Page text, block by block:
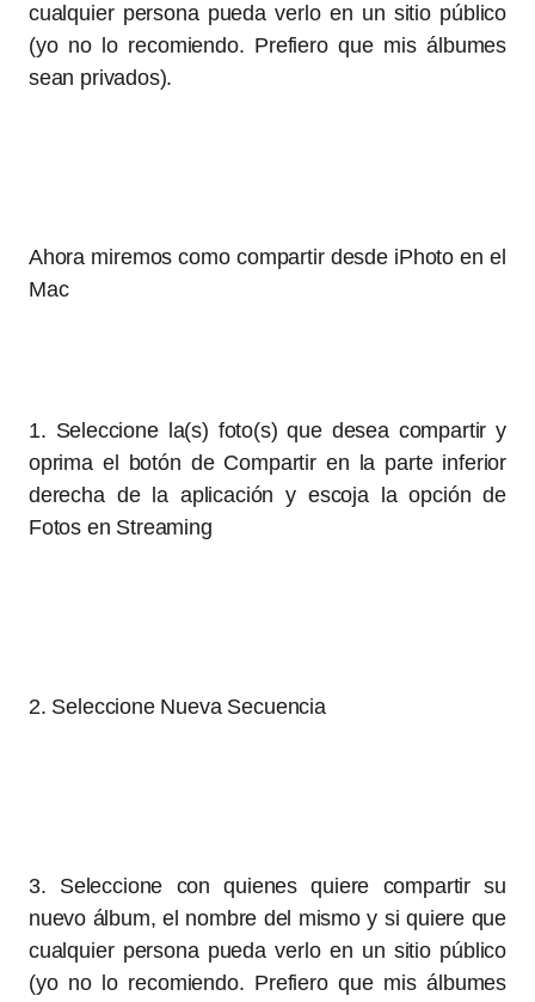
cualquier persona pueda verlo en un sitio público
(yo no lo recomiendo. Prefiero que mis álbumes
sean privados).
Ahora miremos como compartir desde iPhoto en el
Mac
1. Seleccione la(s) foto(s) que desea compartir y
oprima el botón de Compartir en la parte inferior
derecha de la aplicación y escoja la opción de
Fotos en Streaming
2. Seleccione Nueva Secuencia
3. Seleccione con quienes quiere compartir su
nuevo álbum, el nombre del mismo y si quiere que
cualquier persona pueda verlo en un sitio público
(yo no lo recomiendo. Prefiero que mis álbumes